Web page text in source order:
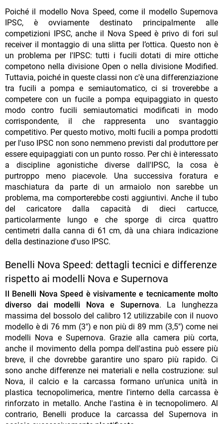
Poiché il modello Nova Speed, come il modello Supernova
IPSC, è ovviamente destinato principalmente alle
competizioni IPSC, anche il Nova Speed è privo di fori sul
receiver il montaggio di una slitta per l’ottica. Questo non è
un problema per l'IPSC: tutti i fucili dotati di mire ottiche
competono nella divisione Open o nella divisione Modified.
Tuttavia, poiché in queste classi non c'è una differenziazione
tra fucili a pompa e semiautomatico, ci si troverebbe a
competere con un fucile a pompa equipaggiato in questo
modo contro fucili semiautomatici modificati in modo
corrispondente, il che rappresenta uno svantaggio
competitivo. Per questo motivo, molti fucili a pompa prodotti
per l'uso IPSC non sono nemmeno previsti dal produttore per
essere equipaggiati con un punto rosso. Per chi è interessato
a discipline agonistiche diverse dall'IPSC, la cosa è
purtroppo meno piacevole. Una successiva foratura e
maschiatura da parte di un armaiolo non sarebbe un
problema, ma comporterebbe costi aggiuntivi. Anche il tubo
del caricatore dalla capacità di dieci cartucce,
particolarmente lungo e che sporge di circa quattro
centimetri dalla canna di 61 cm, dà una chiara indicazione
della destinazione d'uso IPSC.
Benelli Nova Speed: dettagli tecnici e differenze
rispetto ai modelli Nova e Supernova
Il Benelli Nova Speed è visivamente e tecnicamente molto
diverso dai modelli Nova e Supernova. La lunghezza
massima del bossolo del calibro 12 utilizzabile con il nuovo
modello è di 76 mm (3") e non più di 89 mm (3,5") come nei
modelli Nova e Supernova. Grazie alla camera più corta,
anche il movimento della pompa dell'astina può essere più
breve, il che dovrebbe garantire uno sparo più rapido. Ci
sono anche differenze nei materiali e nella costruzione: sul
Nova, il calcio e la carcassa formano un'unica unità in
plastica tecnopolimerica, mentre l'interno della carcassa è
rinforzato in metallo. Anche l'astina è in tecnopolimero. Al
contrario, Benelli produce la carcassa del Supernova in